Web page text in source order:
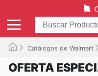
Catálogos de Walmart
OFERTA